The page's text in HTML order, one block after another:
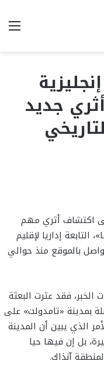
جديد
اكتشاف أثري مهم
إداريا لإقليم
بالموقع منذ حوالي
الخبر، فقد عثرت البعثة
بمدينة «تامدولت» على
الذي يبين أن المدينة
بل إن فيها حيا
آنذاك.